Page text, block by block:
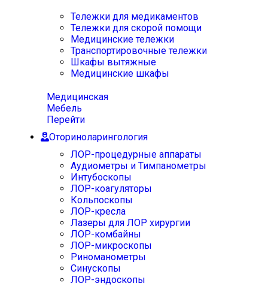
Тележки для медикаментов
Тележки для скорой помощи
Медицинские тележки
Транспортировочные тележки
Шкафы вытяжные
Медицинские шкафы
Медицинская
Мебель
Перейти
Оториноларингология
ЛОР-процедурные аппараты
Аудиометры и Тимпанометры
Интубоскопы
ЛОР-коагуляторы
Кольпоскопы
ЛОР-кресла
Лазеры для ЛОР хирургии
ЛОР-комбайны
ЛОР-микроскопы
Риноманометры
Синускопы
ЛОР-эндоскопы